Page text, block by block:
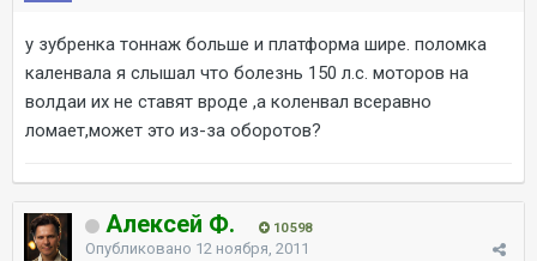
у зубренка тоннаж больше и платформа шире. поломка
каленвала я слышал что болезнь 150 л.с. моторов на
волдаи их не ставят вроде ,а коленвал всеравно
ломает,может это из-за оборотов?
Алексей Ф. 10 598
Опубликовано 12 ноября, 2011